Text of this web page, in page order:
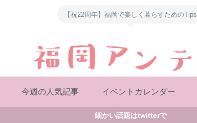
【祝22周年】福岡で楽しく暮らすためのTips
今週の人気記事 イベントカレンダー
細かい話題はtwitterで